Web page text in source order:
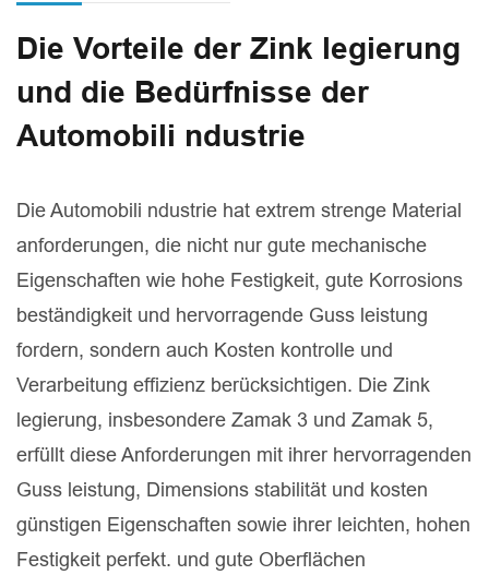
Die Vorteile der Zink legierung
und die Bedürfnisse der
Automobili ndustrie
Die Automobili ndustrie hat extrem strenge Material
anforderungen, die nicht nur gute mechanische
Eigenschaften wie hohe Festigkeit, gute Korrosions
beständigkeit und hervorragende Guss leistung
fordern, sondern auch Kosten kontrolle und
Verarbeitung effizienz berücksichtigen. Die Zink
legierung, insbesondere Zamak 3 und Zamak 5,
erfüllt diese Anforderungen mit ihrer hervorragenden
Guss leistung, Dimensions stabilität und kosten
günstigen Eigenschaften sowie ihrer leichten, hohen
Festigkeit perfekt. und gute Oberflächen